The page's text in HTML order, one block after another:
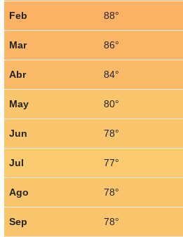
Feb 88°
Mar 86°
Abr 84°
May 80°
Jun 78°
Jul 77°
Ago 78°
Sep 78°